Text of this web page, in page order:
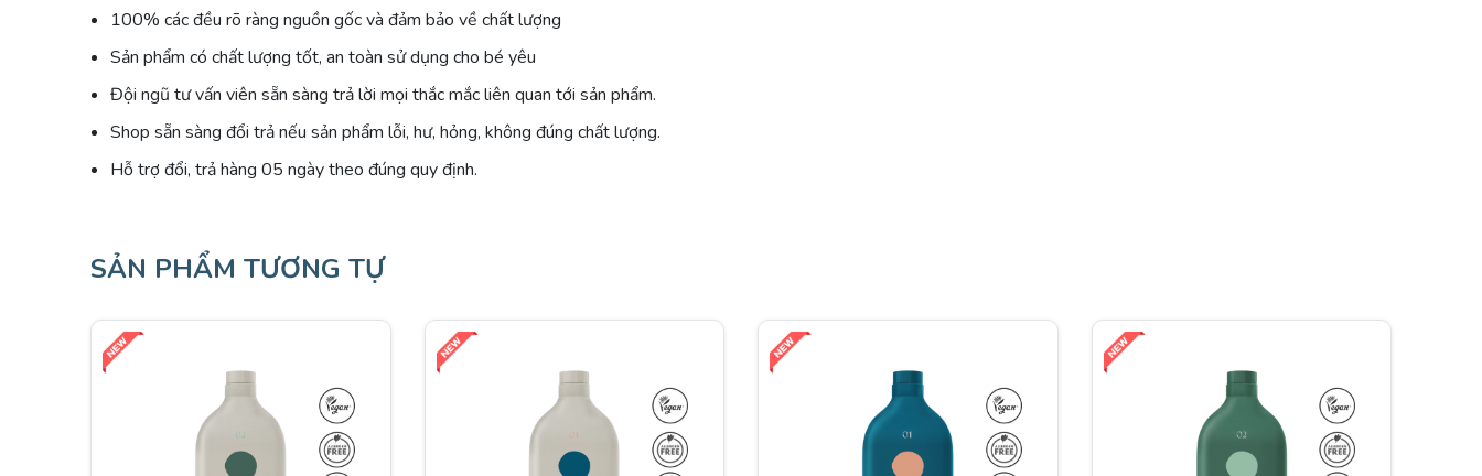
100% các đều rõ ràng nguồn gốc và đảm bảo về chất lượng
Sản phẩm có chất lượng tốt, an toàn sử dụng cho bé yêu
Đội ngũ tư vấn viên sẵn sàng trả lời mọi thắc mắc liên quan tới sản phẩm.
Shop sẵn sàng đổi trả nếu sản phẩm lỗi, hư, hỏng, không đúng chất lượng.
Hỗ trợ đổi, trả hàng 05 ngày theo đúng quy định.
SẢN PHẨM TƯƠNG TỰ